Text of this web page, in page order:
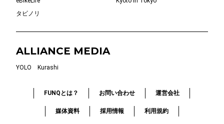
タビノリ
ALLIANCE MEDIA
YOLO Kurashi
FUNQとは？ お問い合わせ 運営会社
媒体資料 採用情報 利用規約